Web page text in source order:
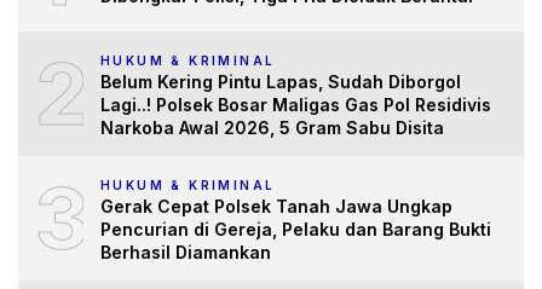
2 HUKUM & KRIMINAL
Belum Kering Pintu Lapas, Sudah Diborgol
Lagi..! Polsek Bosar Maligas Gas Pol Residivis
Narkoba Awal 2026, 5 Gram Sabu Disita
3 HUKUM & KRIMINAL
Gerak Cepat Polsek Tanah Jawa Ungkap
Pencurian di Gereja, Pelaku dan Barang Bukti
Berhasil Diamankan